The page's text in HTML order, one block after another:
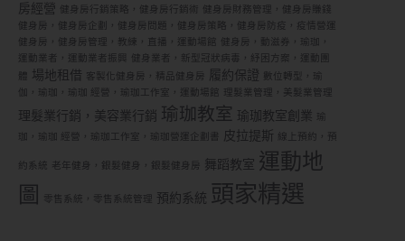
房經營
健身房行銷策略，健身房行銷術
健身房財務管理，健身房賺錢
健身房，健身房企劃，健身房問題，健身房策略，健身房防疫，疫情營運
健身房，健身房管理，教練，直播，運動場館
健身房，動滋券，瑜珈，
運動業者，運動業者振興
健身業者，新型冠狀病毒，紓困方案，運動團
場地租借 客製化健身房，精品健身房 履約保證
數位轉型，瑜
伽，瑜珈，瑜珈 經營，瑜珈工作室，運動場館
理髮業管理，美髮業管理
理髮業行銷，美容業行銷 瑜珈教室 瑜珈教室創業
珈，瑜珈 經營，瑜珈工作室，瑜珈營運企劃書
皮拉提斯 線上預約，預
約系統 老年健身，銀髮健身，銀髮健身房 舞蹈教室 運動地
圖
零售系統，零售系統管理 預約系統 頭家精選